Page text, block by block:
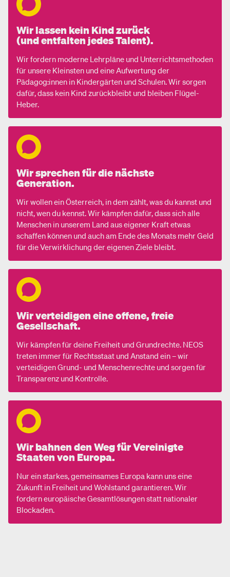
Wir lassen kein Kind zurück
(und entfalten jedes Talent).
Wir fordern moderne Lehrpläne und Unterrichtsmethoden
für unsere Kleinsten und eine Aufwertung der
Pädagog:innen in Kindergärten und Schulen. Wir sorgen
dafür, dass kein Kind zurückbleibt und bleiben Flügel-
Heber.
Wir sprechen für die nächste
Generation.
Wir wollen ein Österreich, in dem zählt, was du kannst und
nicht, wen du kennst. Wir kämpfen dafür, dass sich alle
Menschen in unserem Land aus eigener Kraft etwas
schaffen können und auch am Ende des Monats mehr Geld
für die Verwirklichung der eigenen Ziele bleibt.
Wir verteidigen eine offene, freie
Gesellschaft.
Wir kämpfen für deine Freiheit und Grundrechte. NEOS
treten immer für Rechtsstaat und Anstand ein – wir
verteidigen Grund- und Menschenrechte und sorgen für
Transparenz und Kontrolle.
Wir bahnen den Weg für Vereinigte
Staaten von Europa.
Nur ein starkes, gemeinsames Europa kann uns eine
Zukunft in Freiheit und Wohlstand garantieren. Wir
fordern europäische Gesamtlösungen statt nationaler
Blockaden.